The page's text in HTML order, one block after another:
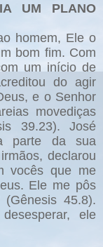
UM PLANO
homem, Ele o
bom fim. Com
um início de
do agir
e o Senhor
movediças
39.23). José
parte da sua
declarou
vocês que me
Ele me pôs
45.8).
ele